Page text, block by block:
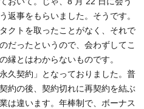
返事をもらいました。そうです。
クトを取ったことがなく、それで
だったというので、会わずしてこ
縁とはわからないものです。
久契約」となっておりました。普
約の後、契約切れに再契約を結ぶ
は違います。年棒制で、ボーナス